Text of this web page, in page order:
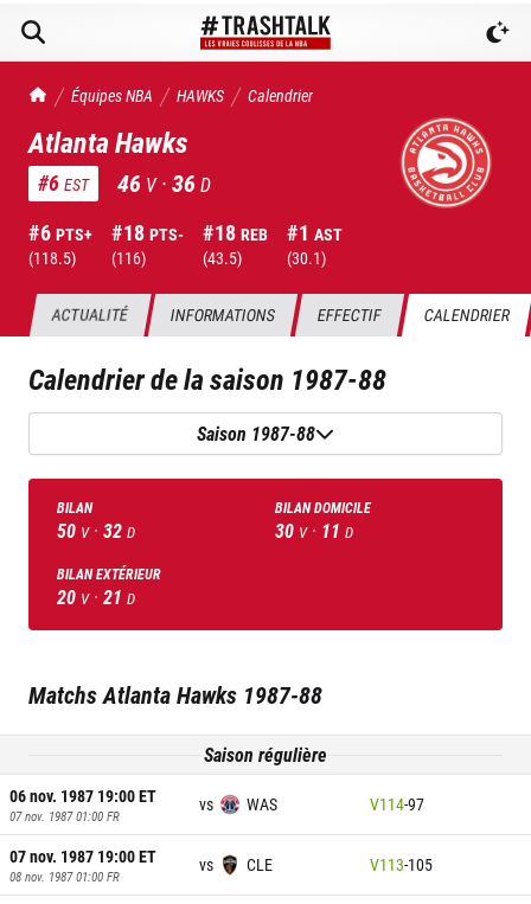
TrashTalk Actu NBA
Équipes NBA HAWKS Calendrier
Atlanta Hawks
#6 EST 46 V ·36 D
#6 PTS+
(118.5)
#18 PTS-
(116)
#18 REB
(43.5)
#1 AST
(30.1)
ACTUALITÉ INFORMATIONS EFFECTIF CALENDRIER
Calendrier de la saison 1987-88
Saison 1987-88
BILAN
50 V · 32 D
BILAN DOMICILE
30 V · 11 D
BILAN EXTÉRIEUR
20 V · 21 D
MatchsAtlanta Hawks 1987-88
Saison régulière
06 nov. 1987 19:00ET
07 nov. 1987 01:00 FR
vs WAS V114-97
07 nov. 1987 19:00ET
08 nov. 1987 01:00 FR
vs CLE V113-105